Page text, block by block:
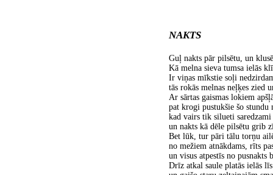
NAKTS
Guļ nakts pār pilsētu, un
Kā melna sieva tumsa ielās
Ir viņas mīkstie soļi
tās rokās melnas neļķes zied
Ar sārtas gaismas lokiem
pat krogi pustukšie šo stundu
kad vairs tik silueti saredzami
un nakts kā dēle pilsētu grib
Bet lūk, tur pāri tālu torņu
no mežiem atnākdams, rīts
un visus atpestīs no pusnakts
Drīz atkal saule platās ielās līs